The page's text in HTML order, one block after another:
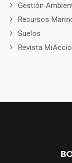
Gestión
Recursos
Suelos
Revista